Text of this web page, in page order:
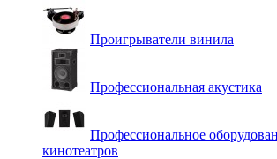
Проигрыватели винила
Профессиональная акустика
Профессиональное
кинотеатров